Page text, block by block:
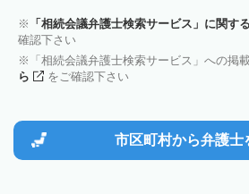
「相続会議弁護士検索サービス」に関す
確認下さい
「相続会議弁護士検索サービス」への掲
ら
をご確認下さい
市区町村から弁護士